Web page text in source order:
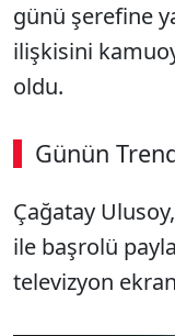
günü şerefine
ilişkisini
oldu.
Günün
00:02 / 09:08
Çağatay
ile başrolü
televizyon